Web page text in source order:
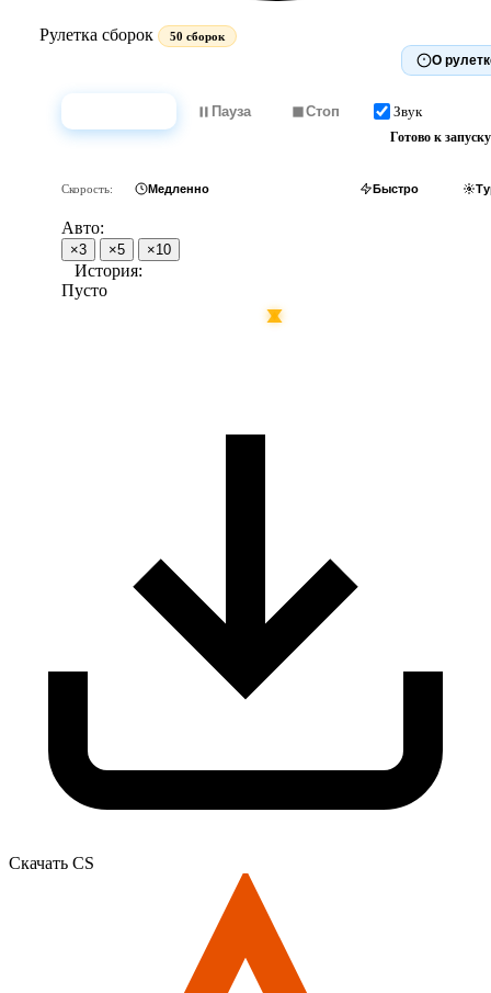
Рулетка сборок 50 сборок
О
Пауза Стоп Звук
Готово к запуску
Скорость: Медленно Быстро
Авто:
×3 ×5 ×10
История:
Пусто
Скачать CS